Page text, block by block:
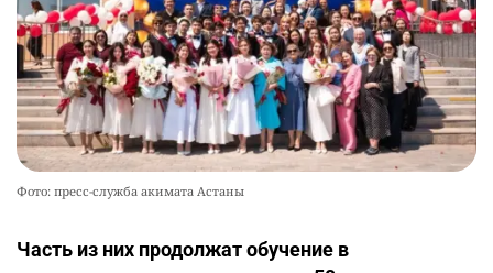
Фото: пресс-служба акимата Астаны
Часть из них продолжат обучение в